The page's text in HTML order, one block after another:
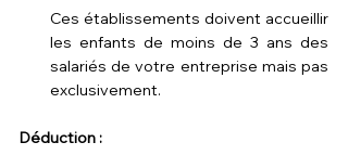
Ces établissements doivent accueillir
les enfants de moins de 3 ans des
salariés de votre entreprise mais pas
exclusivement.
Déduction :